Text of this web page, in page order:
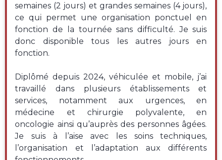
semaines (2 jours) et grandes semaines (4 jours),
ce qui permet une organisation ponctuel en
fonction de la tournée sans difficulté. Je suis
donc disponible tous les autres jours en
fonction.
Diplômé depuis 2024, véhiculée et mobile, j’ai
travaillé dans plusieurs établissements et
services, notamment aux urgences, en
médecine et chirurgie polyvalente, en
oncologie ainsi qu’auprès des personnes âgées.
Je suis à l’aise avec les soins techniques,
l’organisation et l’adaptation aux différents